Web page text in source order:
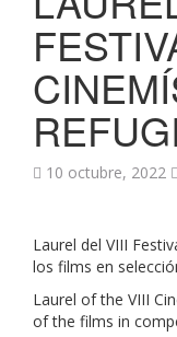
10 octubre, 2022
Laurel del VIII
los films en
Laurel of the VIII
of the films in